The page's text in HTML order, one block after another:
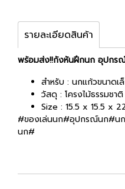
รายละเอียดสินค้า
พร้อมส่ง!!กังหันฝึกนก อุปกร
สำหรับ : นกแก้วขนาดเ
วัสดุ : โครงไม้ธรรมชาติ
Size : 15.5 x 15.5 x
#ของเล่นนก#อุปกรณ์นก#น
นก#